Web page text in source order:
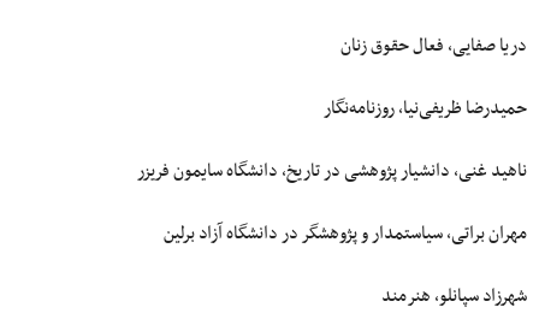
دریا صفایی، فعال حقوق زنان
حمیدرضا ظریفی‌نیا، روزنامه‌نگار
ناهید غنی، دانشیار پژوهشی در تاریخ، دانشگاه سایمون فریزر
مهران براتی، سیاستمدار و پژوهشگر در دانشگاه آزاد برلین
شهرزاد سپانلو، هنرمند